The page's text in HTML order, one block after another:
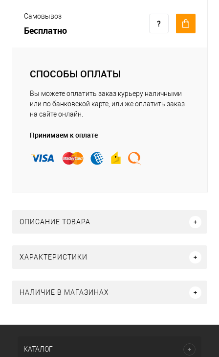
Самовывоз
Бесплатно
СПОСОБЫ ОПЛАТЫ
Вы можете оплатить заказ курьеру наличными
или по банковской карте, или же оплатить заказ
на сайте онлайн.
Принимаем к оплате
ОПИСАНИЕ ТОВАРА
ХАРАКТЕРИСТИКИ
НАЛИЧИЕ В МАГАЗИНАХ
КАТАЛОГ